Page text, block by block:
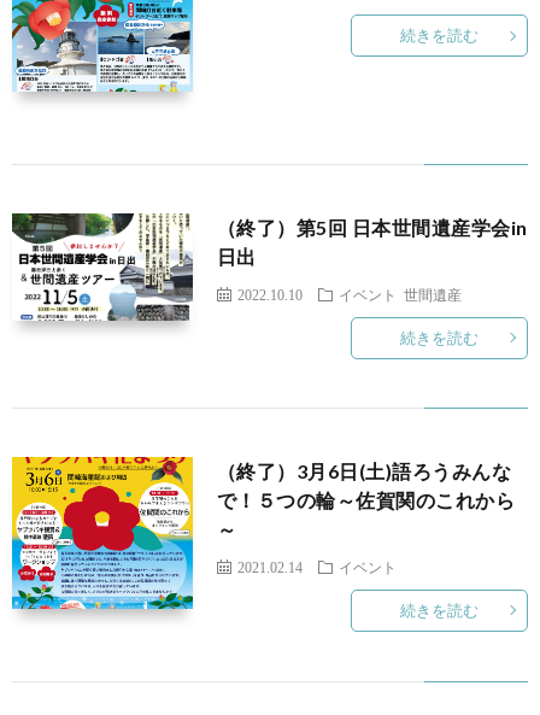
続きを読む
（終了）第5回 日本世間遺産学会in
日出
2022.10.10 イベント 世間遺産
続きを読む
（終了）3月6日(土)語ろうみんな
で！５つの輪～佐賀関のこれから
～
2021.02.14 イベント
続きを読む